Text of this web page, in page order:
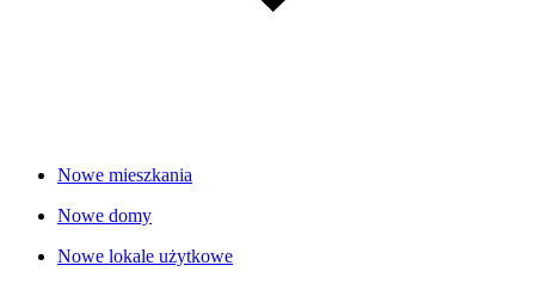
Nowe mieszkania
Nowe domy
Nowe lokale użytkowe